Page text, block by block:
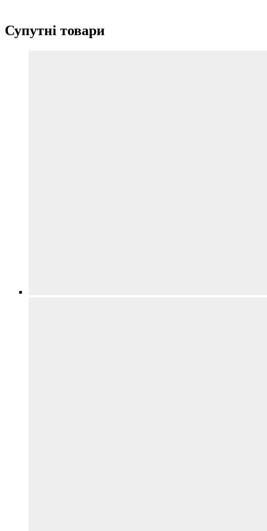
Супутні товари